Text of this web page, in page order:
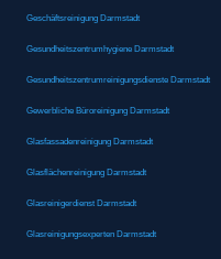
Geschäftsreinigung Darmstadt
Gesundheitszentrumhygiene Darmstadt
Gesundheitszentrumreinigungsdienste Darmstadt
Gewerbliche Büroreinigung Darmstadt
Glasfassadenreinigung Darmstadt
Glasflächenreinigung Darmstadt
Glasreinigerdienst Darmstadt
Glasreinigungsexperten Darmstadt